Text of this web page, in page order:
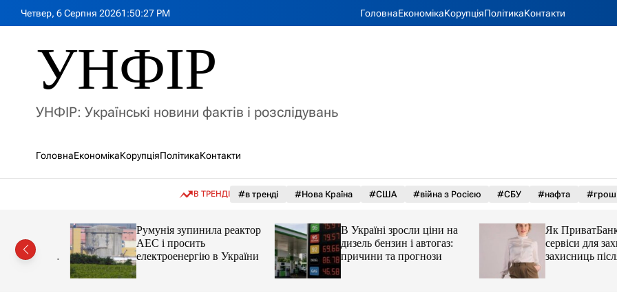
Четвер, 6 Серпня 20261 :50:29 PM ГоловнаЕкономікаКорупціяПолітикаКонтакти
УНФІР
УНФІР: Українські новини фактів і розслідувань
ГоловнаЕкономікаКорупціяПолітикаКонтакти
В ТРЕНДІ #в тренді #Нова Країна #США #війна з Росією #СБУ #нафта
цін і
Румунія зупинила реактор
АЕС і просить
електроенергію в України
В Україні зросли ціни на
дизель бензин і автогаз:
причини та прогнози
Як ПриватБанк
сервіси для
захисниць після